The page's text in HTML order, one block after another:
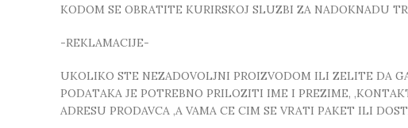
KODOM SE OBRATITE KURIRSKOJ SLUZBI ZA NADOKNADU
-REKLAMACIJE-
UKOLIKO STE NEZADOVOLJNI PROIZVODOM ILI ZELITE DA
PODATAKA JE POTREBNO PRILOZITI IME I PREZIME,
ADRESU PRODAVCA ,A VAMA CE CIM SE VRATI PAKET ILI